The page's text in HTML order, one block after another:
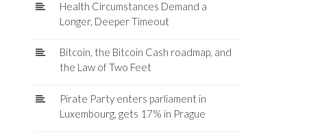
Health Circumstances Demand a
Longer, Deeper Timeout
Bitcoin, the Bitcoin Cash roadmap, and
the Law of Two Feet
Pirate Party enters parliament in
Luxembourg, gets 17% in Prague